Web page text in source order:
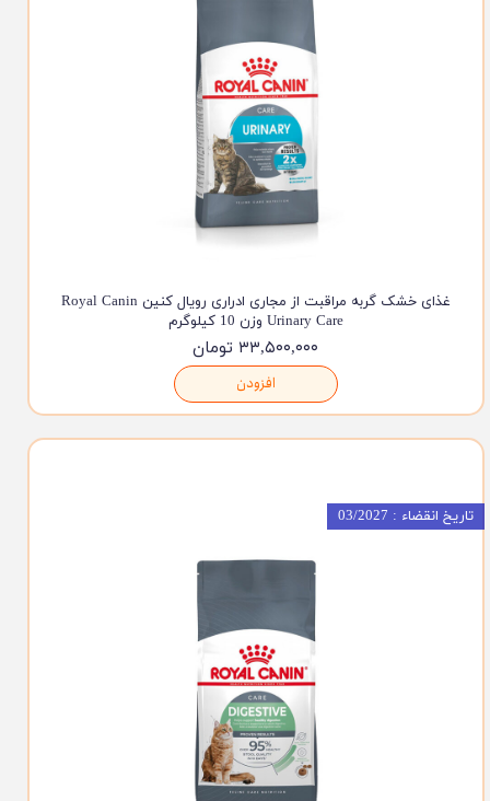
غذای خشک گربه مراقبت از مجاری ادراری رویال کنین Royal Canin
Urinary Care وزن 10 کیلوگرم
۳۳,۵۰۰,۰۰۰ تومان
افزودن
تاریخ انقضاء : 03/2027